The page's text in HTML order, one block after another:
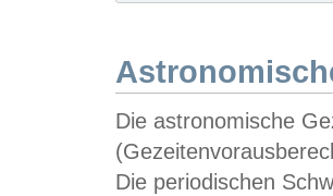
Die astronomische
Die periodischen